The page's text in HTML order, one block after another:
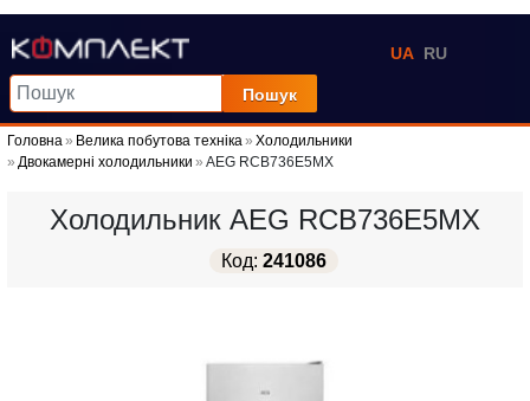
UA RU
Пошук
Головна Велика побутова техніка
Холодильники
Двокамерні холодильники
AEG RCB736E5MX
Холодильник AEG RCB736E5MX
Код: 241086